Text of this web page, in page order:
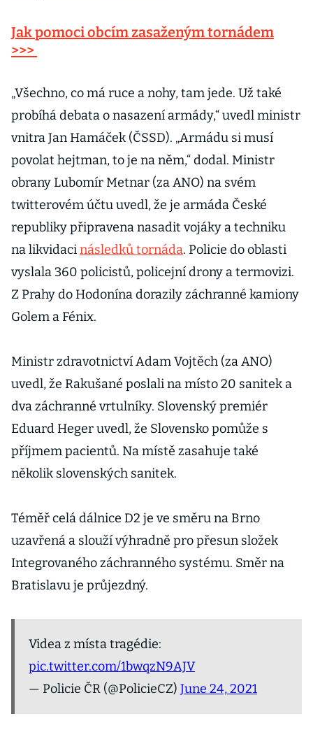
Jak pomoci obcím zasaženým tornádem
>>>
„Všechno, co má ruce a nohy, tam jede. Už také
probíhá debata o nasazení armády,“ uvedl ministr
vnitra Jan Hamáček (ČSSD). „Armádu si musí
povolat hejtman, to je na něm,“ dodal. Ministr
obrany Lubomír Metnar (za ANO) na svém
twitterovém účtu uvedl, že je armáda České
republiky připravena nasadit vojáky a techniku
na likvidacinásledků tornáda. Policie do oblasti
vyslala 360 policistů, policejní drony a termovizi.
Z Prahy do Hodonína dorazily záchranné kamiony
Golem a Fénix.
Ministr zdravotnictví Adam Vojtěch (za ANO)
uvedl, že Rakušané poslali na místo 20 sanitek a
dva záchranné vrtulníky. Slovenský premiér
Eduard Heger uvedl, že Slovensko pomůže s
příjmem pacientů. Na místě zasahuje také
několik slovenských sanitek.
Téměř celá dálnice D2 je ve směru na Brno
uzavřená a slouží výhradně pro přesun složek
Integrovaného záchranného systému. Směr na
Bratislavu je průjezdný.
Videa z místa tragédie:
pic.twitter.com/1bwqzN9AJV
— Policie ČR (@PolicieCZ) June 24, 2021